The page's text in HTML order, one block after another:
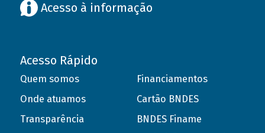
Acesso à informação
Acesso Rápido
Quem somos
Onde atuamos
Transparência
Financiamentos
Cartão BNDES
BNDES Finame